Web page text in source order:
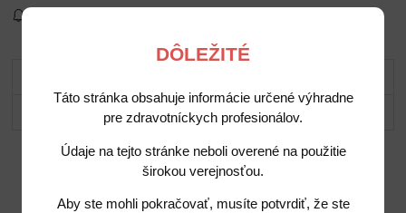
DÔLEŽITÉ
Táto stránka obsahuje informácie určené výhradne
pre zdravotníckych profesionálov.
Údaje na tejto stránke neboli overené na použitie
širokou verejnosťou.
Aby ste mohli pokračovať, musíte potvrdiť, že ste
Potrebujete poradiť?